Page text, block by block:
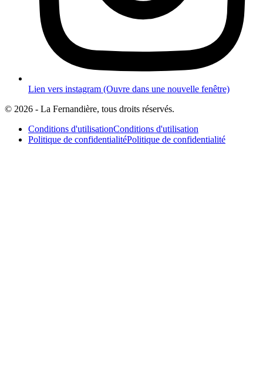
Lien vers instagram (Ouvre dans une nouvelle fenêtre)
© 2026 - La Fernandière, tous droits réservés.
Conditions d'utilisationConditions d'utilisation
Politique de confidentialitéPolitique de confidentialité